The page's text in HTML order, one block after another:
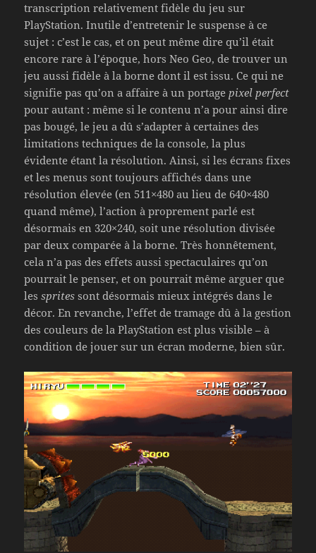
transcription relativement fidèle du jeu sur
PlayStation. Inutile d’entretenir le suspense à ce
sujet : c’est le cas, et on peut même dire qu’il était
encore rare à l’époque, hors Neo Geo, de trouver un
jeu aussi fidèle à la borne dont il est issu. Ce qui ne
signifie pas qu’on a affaire à un portagepixel perfect
pour autant : même si le contenu n’a pour ainsi dire
pas bougé, le jeu a dû s’adapter à certaines des
limitations techniques de la console, la plus
évidente étant la résolution. Ainsi, si les écrans fixes
et les menus sont toujours affichés dans une
résolution élevée (en 511×480 au lieu de 640×480
quand même), l’action à proprement parlé est
désormais en 320×240, soit une résolution divisée
par deux comparée à la borne. Très honnêtement,
cela n’a pas des effets aussi spectaculaires qu’on
pourrait le penser, et on pourrait même arguer que
lessprites sont désormais mieux intégrés dans le
décor. En revanche, l’effet de tramage dû à la gestion
des couleurs de la PlayStation est plus visible – à
condition de jouer sur un écran moderne, bien sûr.